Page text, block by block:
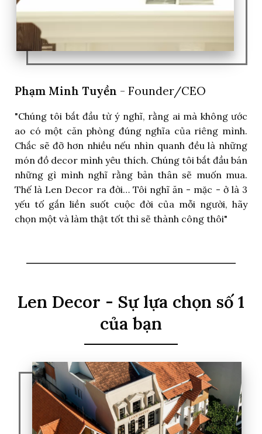
Phạm Minh Tuyền - Founder/CEO
"Chúng tôi bắt đầu từ ý nghĩ, rằng ai mà không ước
ao có một căn phòng đúng nghĩa của riêng mình.
Chắc sẽ đỡ hơn nhiều nếu nhìn quanh đều là những
món đồ decor mình yêu thích. Chúng tôi bắt đầu bán
những gì mình nghĩ rằng bản thân sẽ muốn mua.
Thế là Len Decor ra đời… Tôi nghĩ ăn - mặc - ở là 3
yếu tố gắn liền suốt cuộc đời của mỗi người, hãy
chọn một và làm thật tốt thì sẽ thành công thôi"
Len Decor - Sự lựa chọn số 1
của bạn